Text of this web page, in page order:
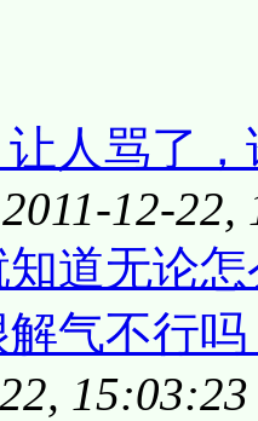
人骂了
2011-12-22,
道无论
解气不行
15:03:23